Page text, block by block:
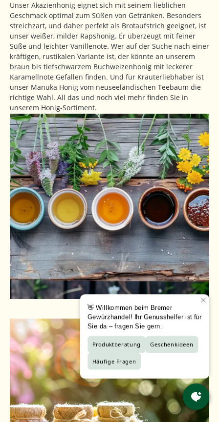
Unser Akazienhonig eignet sich mit seinem lieblichen
Geschmack optimal zum Süßen von Getränken. Besonders
streichzart, und daher perfekt als Brotaufstrich geeignet, ist
unser weißer, milder Rapshonig. Er überzeugt mit feiner
Süße und leichter Vanillenote. Wer auf der Suche nach einer
kräftigen, rustikalen Variante ist, der könnte an unserem
braun bis tiefschwarzem Buchweizenhonig mit leckerer
Karamellnote Gefallen finden. Und für Kräuterliebhaber ist
unser Manuka Honig vom neuseeländischen Teebaum die
richtige Wahl. All das und noch viel mehr finden Sie in
unserem Honig-Sortiment.